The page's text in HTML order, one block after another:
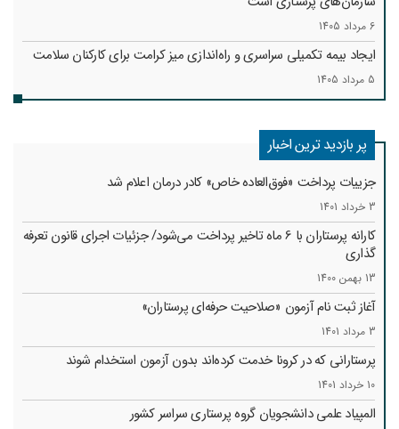
6 مرداد 1405
ایجاد بیمه تکمیلی سراسری و راه‌اندازی میز کرامت برای کارکنان سلامت
5 مرداد 1405
پر بازدید ترین اخبار
جزییات پرداخت «فوق‌العاده خاص» کادر درمان اعلام شد
3 خرداد 1401
کارانه‌ پرستاران با 6 ماه تاخیر پرداخت می‌شود/ جزئیات اجرای قانون تعرفه
گذاری
13 بهمن 1400
آغاز ثبت نام آزمون «صلاحیت حرفه‌ای پرستاران»
3 مرداد 1401
پرستارانی که در کرونا خدمت کرد‌ه‌اند بدون آزمون استخدام شوند
10 خرداد 1401
المپیاد علمی دانشجویان گروه پرستاری سراسر کشور